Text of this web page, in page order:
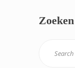
Zoeken